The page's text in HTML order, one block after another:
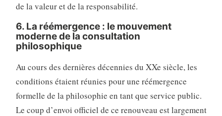
de la valeur et de la responsabilité.
6. La réémergence : le mouvement
moderne de la consultation
philosophique
Au cours des dernières décennies du XXe siècle, les
conditions étaient réunies pour une réémergence
formelle de la philosophie en tant que service public.
Le coup d’envoi officiel de ce renouveau est largement